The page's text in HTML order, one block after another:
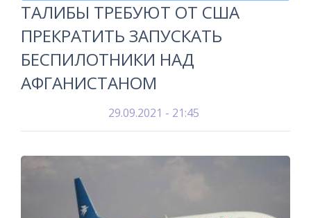
ТАЛИБЫ ТРЕБУЮТ ОТ США
ПРЕКРАТИТЬ ЗАПУСКАТЬ
БЕСПИЛОТНИКИ НАД
АФГАНИСТАНОМ
29.09.2021 - 21:45